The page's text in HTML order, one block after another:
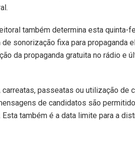
também determina esta quinta-
sonorização fixa para propaganda
da propaganda gratuita no rádio e
passeatas ou utilização de
de candidatos são
também é a data limite para a